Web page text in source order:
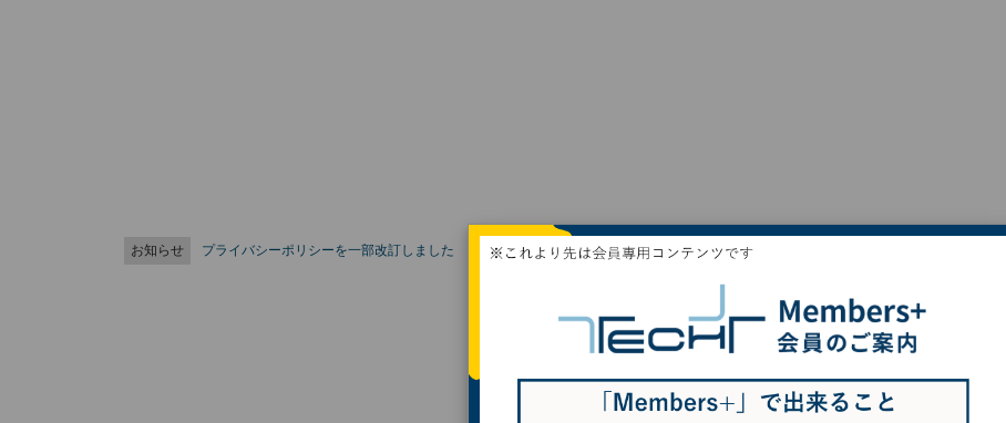
お知らせ プライバシーポリシーを一部改訂しました